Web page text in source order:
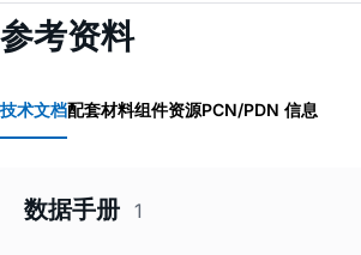
参考资料
技术文档配套材料组件资源PCN/PDN 信息
数据手册 1